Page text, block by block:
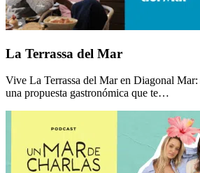
La Terrassa del Mar
Vive La Terrassa del Mar en Diagonal
una propuesta gastronómica que te…